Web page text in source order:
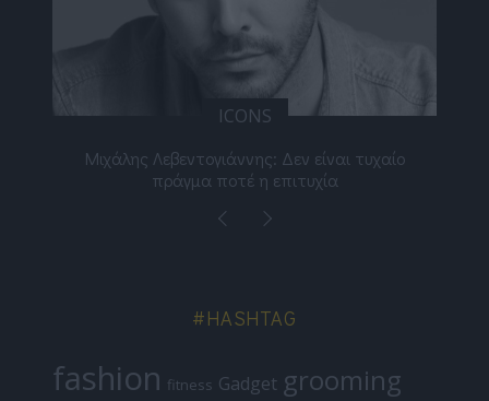
ICONS
Μιχάλης Λεβεντογιάννης: Δεν είναι τυχαίο
πράγμα ποτέ η επιτυχία
#HASHTAG
fashion fitness Gadget grooming